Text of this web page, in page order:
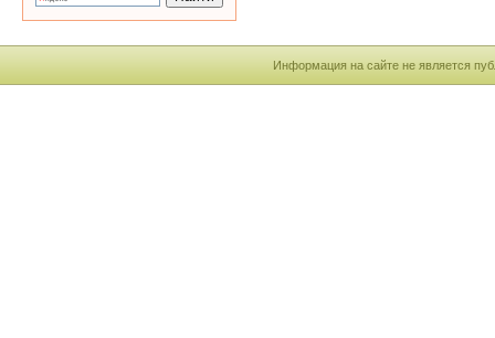
Информация на сайте не является